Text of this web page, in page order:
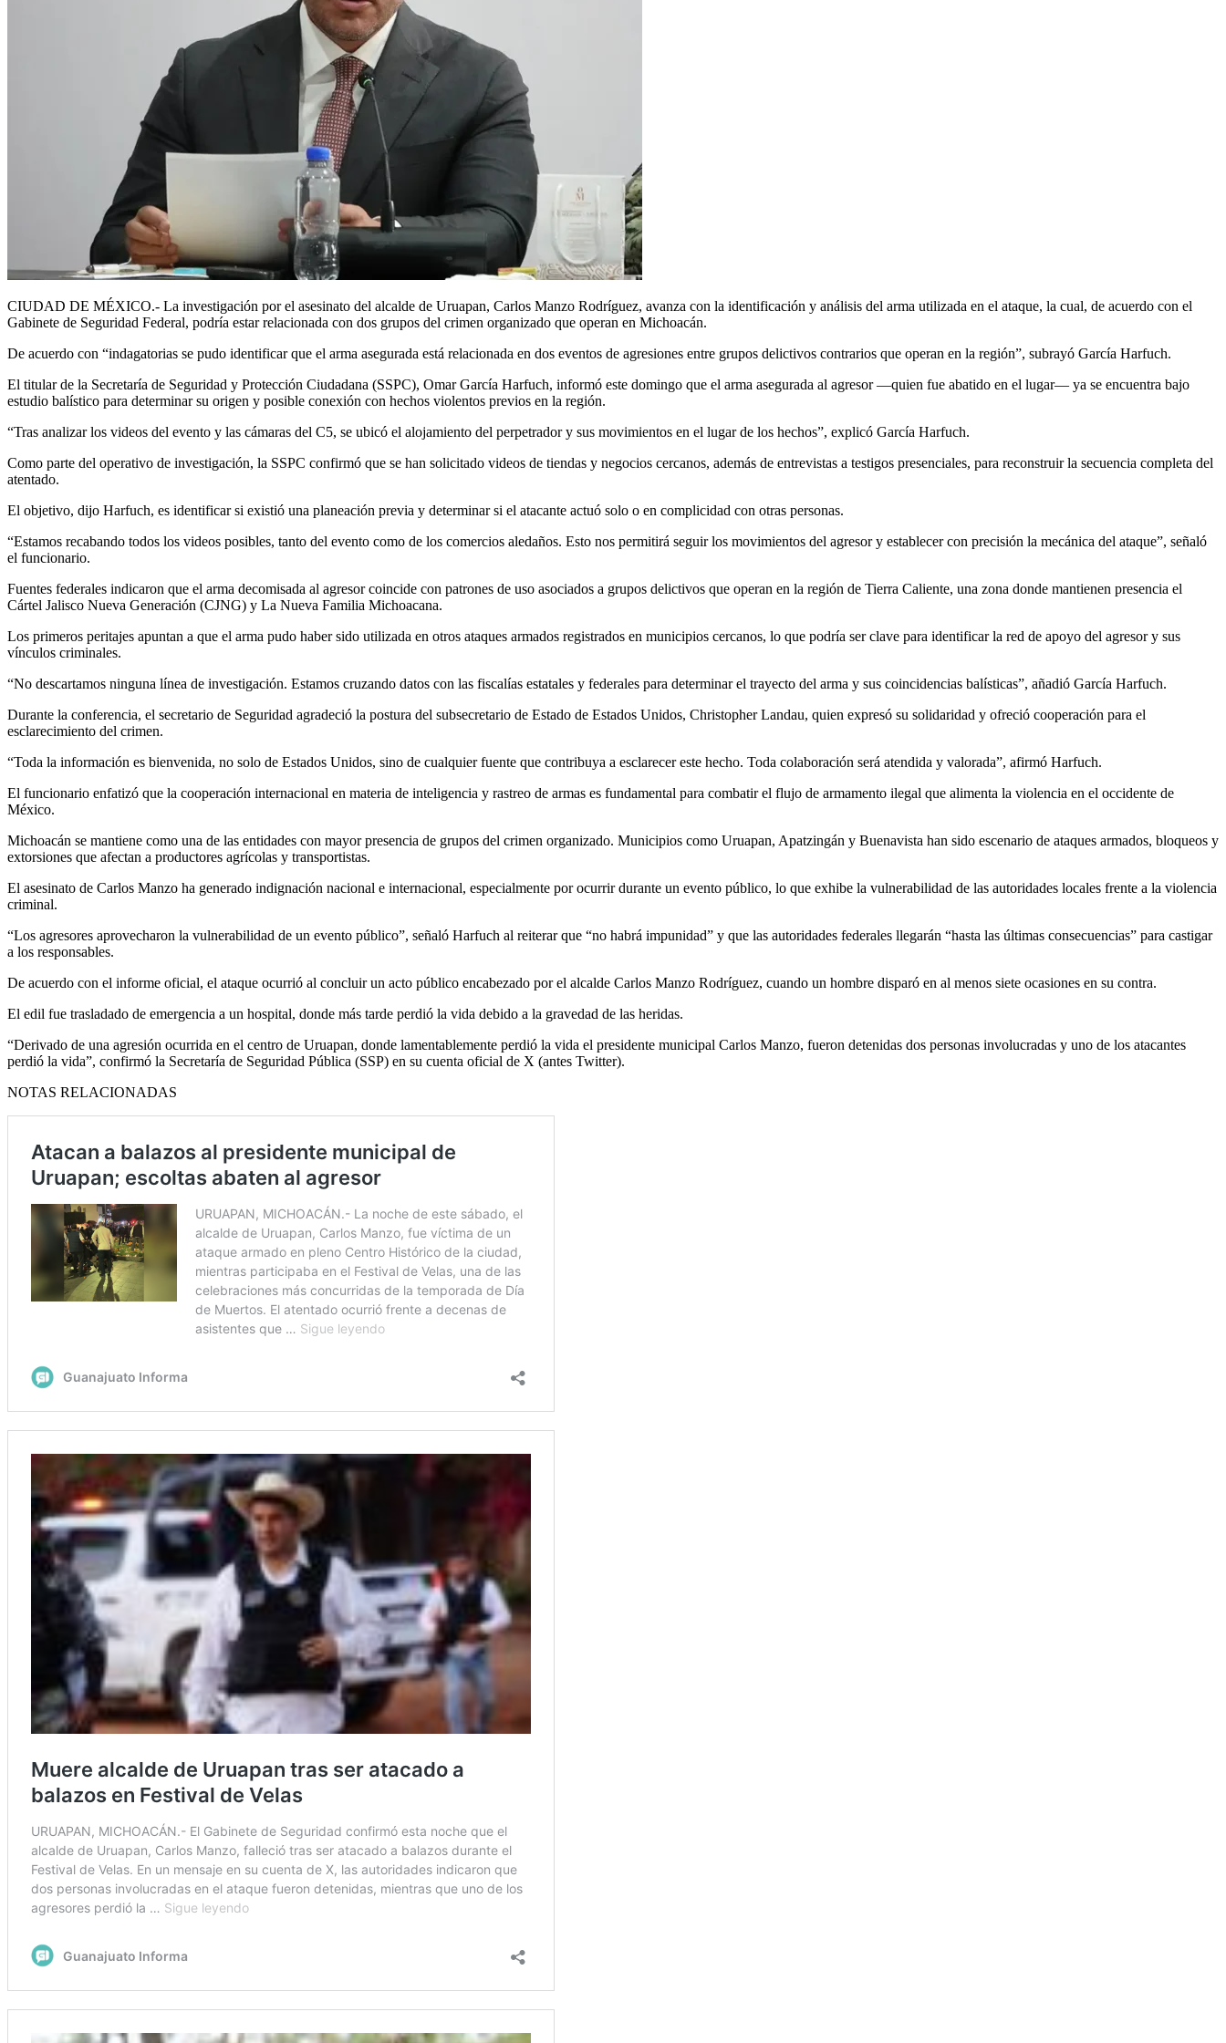
CIUDAD DE MÉXICO.- La investigación por el asesinato del alcalde de Uruapan, Carlos Manzo Rodríguez, avanza con la identificación y análisis del arma utilizada en el ataque, la cual, de acuerdo con el
Gabinete de Seguridad Federal, podría estar relacionada con dos grupos del crimen organizado que operan en Michoacán.
De acuerdo con “indagatorias se pudo identificar que el arma asegurada está relacionada en dos eventos de agresiones entre grupos delictivos contrarios que operan en la región”, subrayó García Harfuch.
El titular de la Secretaría de Seguridad y Protección Ciudadana (SSPC), Omar García Harfuch, informó este domingo que el arma asegurada al agresor —quien fue abatido en el lugar— ya se encuentra bajo
estudio balístico para determinar su origen y posible conexión con hechos violentos previos en la región.
“Tras analizar los videos del evento y las cámaras del C5, se ubicó el alojamiento del perpetrador y sus movimientos en el lugar de los hechos”, explicó García Harfuch.
Como parte del operativo de investigación, la SSPC confirmó que se han solicitado videos de tiendas y negocios cercanos, además de entrevistas a testigos presenciales, para reconstruir la secuencia completa del
atentado.
El objetivo, dijo Harfuch, es identificar si existió una planeación previa y determinar si el atacante actuó solo o en complicidad con otras personas.
“Estamos recabando todos los videos posibles, tanto del evento como de los comercios aledaños. Esto nos permitirá seguir los movimientos del agresor y establecer con precisión la mecánica del ataque”, señaló
el funcionario.
Fuentes federales indicaron que el arma decomisada al agresor coincide con patrones de uso asociados a grupos delictivos que operan en la región de Tierra Caliente, una zona donde mantienen presencia el
Cártel Jalisco Nueva Generación (CJNG) y La Nueva Familia Michoacana.
Los primeros peritajes apuntan a que el arma pudo haber sido utilizada en otros ataques armados registrados en municipios cercanos, lo que podría ser clave para identificar la red de apoyo del agresor y sus
vínculos criminales.
“No descartamos ninguna línea de investigación. Estamos cruzando datos con las fiscalías estatales y federales para determinar el trayecto del arma y sus coincidencias balísticas”, añadió García Harfuch.
Durante la conferencia, el secretario de Seguridad agradeció la postura del subsecretario de Estado de Estados Unidos, Christopher Landau, quien expresó su solidaridad y ofreció cooperación para el
esclarecimiento del crimen.
“Toda la información es bienvenida, no solo de Estados Unidos, sino de cualquier fuente que contribuya a esclarecer este hecho. Toda colaboración será atendida y valorada”, afirmó Harfuch.
El funcionario enfatizó que la cooperación internacional en materia de inteligencia y rastreo de armas es fundamental para combatir el flujo de armamento ilegal que alimenta la violencia en el occidente de
México.
Michoacán se mantiene como una de las entidades con mayor presencia de grupos del crimen organizado. Municipios como Uruapan, Apatzingán y Buenavista han sido escenario de ataques armados, bloqueos y
extorsiones que afectan a productores agrícolas y transportistas.
El asesinato de Carlos Manzo ha generado indignación nacional e internacional, especialmente por ocurrir durante un evento público, lo que exhibe la vulnerabilidad de las autoridades locales frente a la violencia
criminal.
“Los agresores aprovecharon la vulnerabilidad de un evento público”, señaló Harfuch al reiterar que “no habrá impunidad” y que las autoridades federales llegarán “hasta las últimas consecuencias” para castigar
a los responsables.
De acuerdo con el informe oficial, el ataque ocurrió al concluir un acto público encabezado por el alcalde Carlos Manzo Rodríguez, cuando un hombre disparó en al menos siete ocasiones en su contra.
El edil fue trasladado de emergencia a un hospital, donde más tarde perdió la vida debido a la gravedad de las heridas.
“Derivado de una agresión ocurrida en el centro de Uruapan, donde lamentablemente perdió la vida el presidente municipal Carlos Manzo, fueron detenidas dos personas involucradas y uno de los atacantes
perdió la vida”, confirmó la Secretaría de Seguridad Pública (SSP) en su cuenta oficial de X (antes Twitter).
NOTAS RELACIONADAS